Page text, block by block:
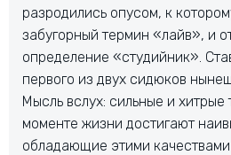
разродились опусом, к
забугорный термин «лайв», и
определение «студийник».
первого из двух сидюков
Мысль вслух: сильные и
моменте жизни достигают
обладающие этими